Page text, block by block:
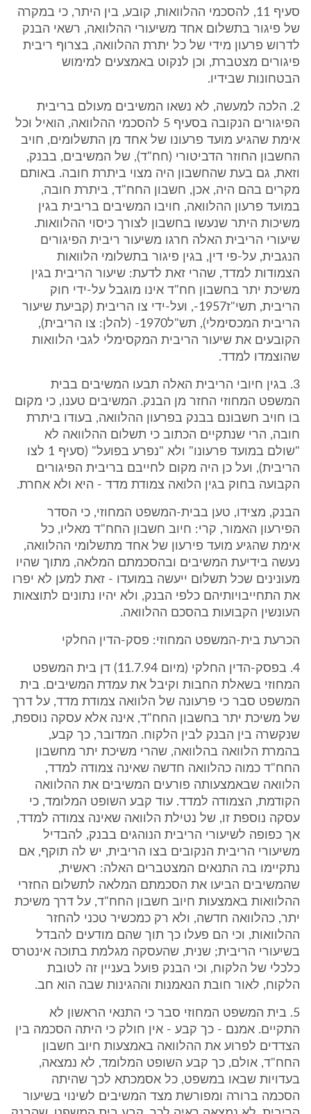
סעיף 11, להסכמי ההלוואות, קובע, בין היתר, כי במקרה
של פיגור בתשלום אחד משיעורי ההלוואה, רשאי הבנק
לדרוש פרעון מידי של כל יתרת ההלוואה, בצרוף ריבית
פיגורים מצטברת, וכן לנקוט באמצעים למימוש
הבטחונות שבידיו.
2. הלכה למעשה, לא נשאו המשיבים מעולם בריבית
הפיגורים הנקובה בסעיף 5 להסכמי ההלוואה, הואיל וכל
אימת שהגיע מועד פרעונו של אחד מן התשלומים, חויב
החשבון החוזר הדביטורי (חח"ד), של המשיבים, בבנק,
וזאת, גם בעת שהחשבון היה מצוי ביתרת חובה. באותם
מקרים בהם היה, אכן, חשבון החח"ד, ביתרת חובה,
במועד פרעון ההלוואה, חויבו המשיבים בריבית בגין
משיכות היתר שנעשו בחשבון לצורך כיסוי ההלוואות.
שיעורי הריבית האלה חרגו משיעור ריבית הפיגורים
הנגבית, על-פי דין, בגין פיגור בתשלומי הלוואות
הצמודות למדד, שהרי זאת לדעת: שיעור הריבית בגין
משיכת יתר בחשבון חח"ד אינו מוגבל על-ידי חוק
הריבית, תשי"ז1957-, ועל-ידי צו הריבית (קביעת שיעור
הריבית המכסימלי), תש"ל1970- (להלן: צו הריבית),
הקובעים את שיעור הריבית המקסימלי לגבי הלוואות
שהוצמדו למדד.
3. בגין חיובי הריבית האלה תבעו המשיבים בבית
המשפט המחוזי החזר מן הבנק. המשיבים טענו, כי מקום
בו חויב חשבונם בבנק בפרעון ההלוואה, בעודו ביתרת
חובה, הרי שנתקיים הכתוב כי תשלום ההלוואה לא
"שולם במועד פרעונו" ולא "נפרע בפועל" (סעיף 1 לצו
הריבית), ועל כן היה מקום לחייבם בריבית הפיגורים
הקבועה בחוק בגין הלואה צמודת מדד - היא ולא אחרת.
הבנק, מצידו, טען בבית-המשפט המחוזי, כי הסדר
הפירעון האמור, קרי: חיוב חשבון החח"ד מאליו, כל
אימת שהגיע מועד פירעון של אחד מתשלומי ההלוואה,
נעשה בידיעת המשיבים ובהסכמתם המלאה, מתוך שהיו
מעונינים שכל תשלום ייעשה במועדו - זאת למען לא יפרו
את התחייבויותיהם כלפי הבנק, ולא יהיו נתונים לתוצאות
העונשין הקבועות בהסכם ההלוואה.
הכרעת בית-המשפט המחוזי: פסק-הדין החלקי
4. בפסק-הדין החלקי (מיום 11.7.94) דן בית המשפט
המחוזי בשאלת החבות וקיבל את עמדת המשיבים. בית
המשפט סבר כי פרעונה של הלוואה צמודת מדד, על דרך
של משיכת יתר בחשבון החח"ד, אינה אלא עסקה נוספת,
שנקשרה בין הבנק לבין הלקוח. המדובר, כך קבע,
בהמרת הלוואה בהלוואה, שהרי משיכת יתר מחשבון
החח"ד כמוה כהלוואה חדשה שאינה צמודה למדד,
הלוואה שבאמצעותה פורעים המשיבים את ההלוואה
הקודמת, הצמודה למדד. עוד קבע השופט המלומד, כי
עסקה נוספת זו, של נטילת הלוואה שאינה צמודה למדד,
אך כפופה לשיעורי הריבית הנוהגים בבנק, להבדיל
משיעורי הריבית הנקובים בצו הריבית, יש לה תוקף, אם
נתקיימו בה התנאים המצטברים האלה: ראשית,
שהמשיבים הביעו את הסכמתם המלאה לתשלום החזרי
ההלוואות באמצעות חיוב חשבון החח"ד, על דרך משיכת
יתר, כהלוואה חדשה, ולא רק כמכשיר טכני להחזר
ההלוואות, וכי הם פעלו כך תוך שהם מודעים להבדל
בשיעורי הריבית; שנית, שהעסקה מגלמת בתוכה אינטרס
כלכלי של הלקוח, וכי הבנק פועל בעניין זה לטובת
הלקוח, לאור חובת הנאמנות וההגינות שבה הוא חב.
5. בית המשפט המחוזי סבר כי התנאי הראשון לא
התקיים. אמנם - כך קבע - אין חולק כי היתה הסכמה בין
הצדדים לפרוע את ההלוואה באמצעות חיוב חשבון
החח"ד, אולם, כך קבע השופט המלומד, לא נמצאה,
בעדויות שבאו במשפט, כל אסמכתא לכך שהיתה
הסכמה ברורה ומפורשת מצד המשיבים לשינוי בשיעור